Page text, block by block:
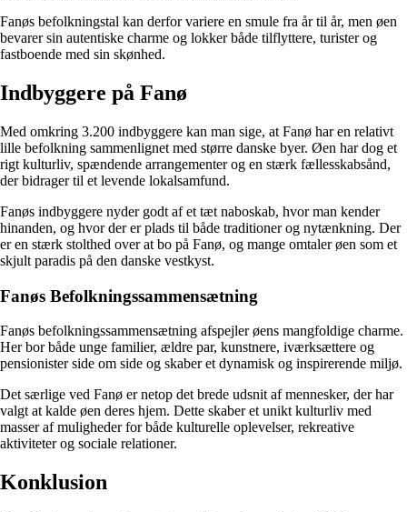
Fanøs befolkningstal kan derfor variere en smule fra år til år, men øen
bevarer sin autentiske charme og lokker både tilflyttere, turister og
fastboende med sin skønhed.
Indbyggere på Fanø
Med omkring 3.200 indbyggere kan man sige, at Fanø har en relativt
lille befolkning sammenlignet med større danske byer. Øen har dog et
rigt kulturliv, spændende arrangementer og en stærk fællesskabsånd,
der bidrager til et levende lokalsamfund.
Fanøs indbyggere nyder godt af et tæt naboskab, hvor man kender
hinanden, og hvor der er plads til både traditioner og nytænkning. Der
er en stærk stolthed over at bo på Fanø, og mange omtaler øen som et
skjult paradis på den danske vestkyst.
Fanøs Befolkningssammensætning
Fanøs befolkningssammensætning afspejler øens mangfoldige charme.
Her bor både unge familier, ældre par, kunstnere, iværksættere og
pensionister side om side og skaber et dynamisk og inspirerende miljø.
Det særlige ved Fanø er netop det brede udsnit af mennesker, der har
valgt at kalde øen deres hjem. Dette skaber et unikt kulturliv med
masser af muligheder for både kulturelle oplevelser, rekreative
aktiviteter og sociale relationer.
Konklusion